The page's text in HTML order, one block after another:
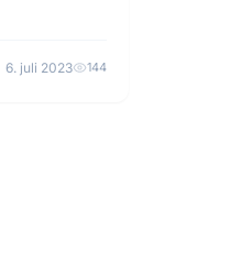
6. juli 2023 144